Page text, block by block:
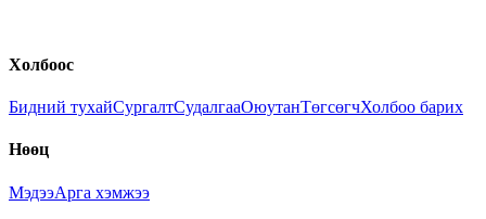
Холбоос
Бидний тухайСургалтСудалгааОюутанТөгсөгчХолбоо барих
Нөөц
МэдээАрга хэмжээ